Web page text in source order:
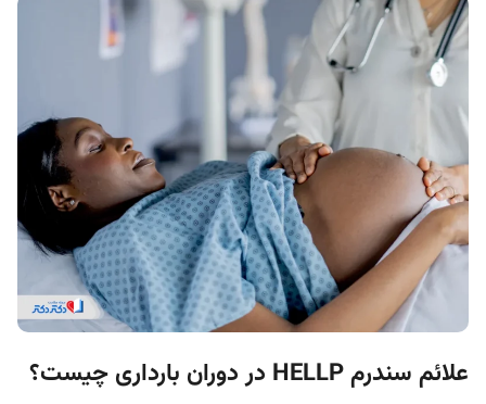
علائم سندرم HELLP در دوران بارداری چیست؟